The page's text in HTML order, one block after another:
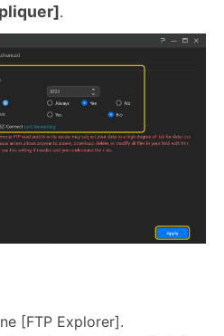
.
[FTP Explorer].